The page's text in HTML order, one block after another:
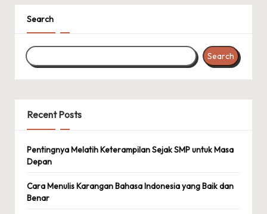
Search
Search
Recent Posts
Pentingnya Melatih Keterampilan Sejak SMP untuk Masa
Depan
Cara Menulis Karangan Bahasa Indonesia yang Baik dan
Benar